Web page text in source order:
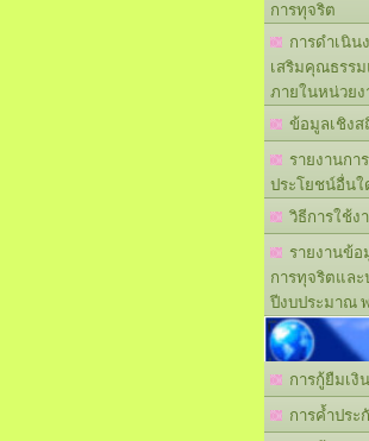
การทุจริต
การดำเนิน
เสริมคุณธรร
ภายในหน่วยง
ข้อมูลเชิงส
รายงานกา
ประโยชน์อื่นใ
วิธีการใช้ง
รายงานข้อ
การทุจริตแล
ปีงบประมาณ
การกู้ยืมเงิน
การค้ำประ